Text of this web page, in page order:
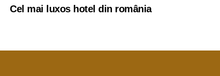
Cel mai luxos hotel din românia